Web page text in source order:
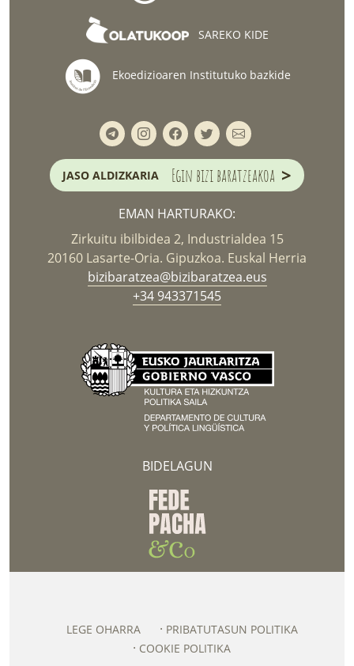
SAREKO KIDE
Ekoedizioaren Institutuko bazkide
JASO ALDIZKARIA Egin bizi baratzeakoa >
EMAN HARTURAKO:
Zirkuitu ibilbidea 2, Industrialdea 15
20160 Lasarte-Oria. Gipuzkoa. Euskal Herria
bizibaratzea@bizibaratzea.eus
+34 943371545
BIDELAGUN
LEGE OHARRA
PRIBATUTASUN POLITIKA
COOKIE POLITIKA